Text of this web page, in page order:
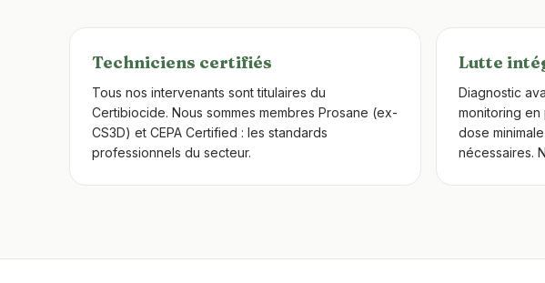
Techniciens certifiés
Tous nos intervenants sont titulaires du
Certibiocide. Nous sommes membres Prosane (ex-
CS3D) et CEPA Certified : les standards
professionnels du secteur.
Lutte
Diagnostic
monitoring en
dose
nécessaires.